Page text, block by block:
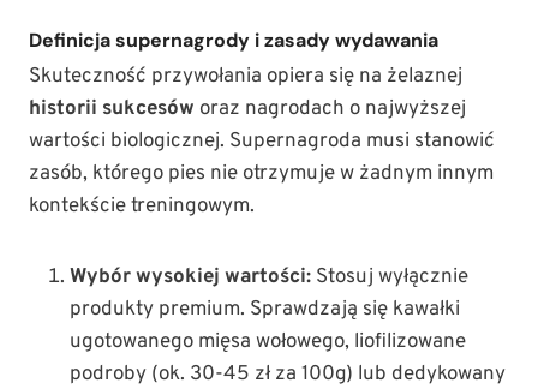
Definicja supernagrody i zasady wydawania
Skuteczność przywołania opiera się na żelaznej
historii sukcesów oraz nagrodach o najwyższej
wartości biologicznej. Supernagroda musi stanowić
zasób, którego pies nie otrzymuje w żadnym innym
kontekście treningowym.
Wybór wysokiej wartości: Stosuj wyłącznie
produkty premium. Sprawdzają się kawałki
ugotowanego mięsa wołowego, liofilizowane
podroby (ok. 30-45 zł za 100g) lub dedykowany